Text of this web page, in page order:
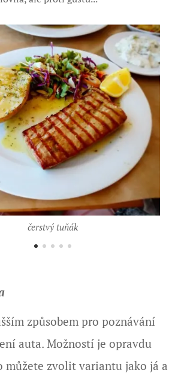
čerstvý tuňák
způsobem pro poznávání
auta. Možností je opravdu
můžete zvolit variantu jako já a